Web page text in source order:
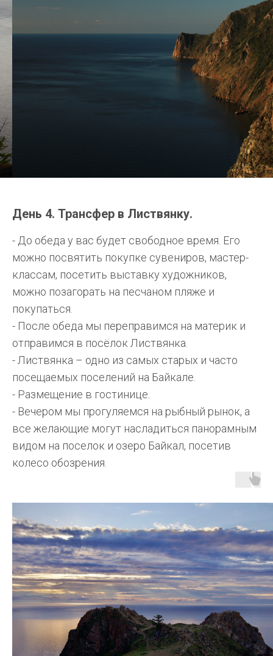
День 4. Трансфер в Листвянку.
- До обеда у вас будет свободное время. Его
можно посвятить покупке сувениров, мастер-
классам, посетить выставку художников,
можно позагорать на песчаном пляже и
покупаться.
- После обеда мы переправимся на материк и
отправимся в посёлок Листвянка.
- Листвянка – одно из самых старых и часто
посещаемых поселений на Байкале.
- Размещение в гостинице.
- Вечером мы прогуляемся на рыбный рынок, а
все желающие могут насладиться панорамным
видом на поселок и озеро Байкал, посетив
колесо обозрения.